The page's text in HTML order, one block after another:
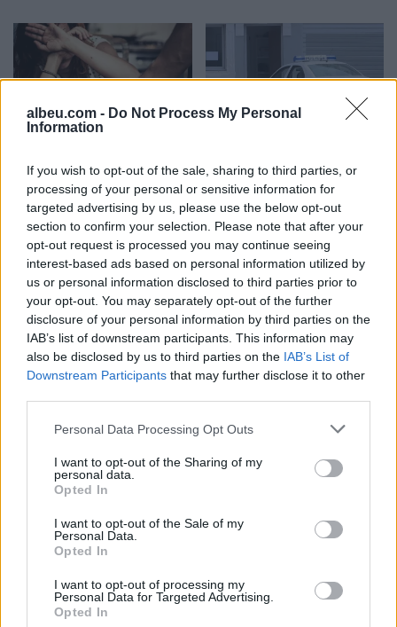
albeu.com - Do Not Process My Personal
Information
If you wish to opt-out of the sale, sharing to third parties, or
processing of your personal or sensitive information for
targeted advertising by us, please use the below opt-out
section to confirm your selection. Please note that after your
opt-out request is processed you may continue seeing
interest-based ads based on personal information utilized by
us or personal information disclosed to third parties prior to
your opt-out. You may separately opt-out of the further
disclosure of your personal information by third parties on the
IAB’s list of downstream participants. This information may
also be disclosed by us to third parties on the IAB’s List of
Downstream Participants that may further disclose it to other
Personal Data Processing Opt Outs
I want to opt-out of the Sharing of my
personal data.
Opted In
I want to opt-out of the Sale of my
Personal Data.
Opted In
I want to opt-out of processing my
Personal Data for Targeted Advertising.
Opted In
thikë bashkëshorten, në
pranga 57-vjeçari në Mat
15:06 / 07/03/2022
në pranga 62-vjeçari në
Korçë
schedule 14:56 / 02/03/2022
Kanoste fqinjët më pas
14:21 / 10/02/2022
Kishte kërcënuar
56-vjeçari i shpallur në
schedule 11:12 / 21/12/2021
Kanosi bashkëshorten e